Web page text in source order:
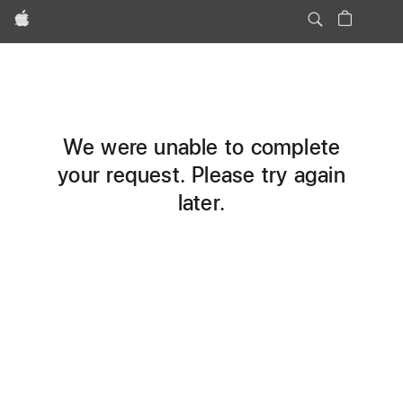
Apple
We were unable to complete
your request. Please try again
later.